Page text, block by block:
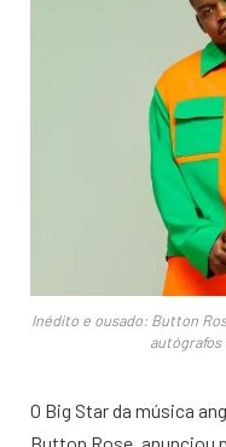
Inédito e ousado: Button
O Big Star da música